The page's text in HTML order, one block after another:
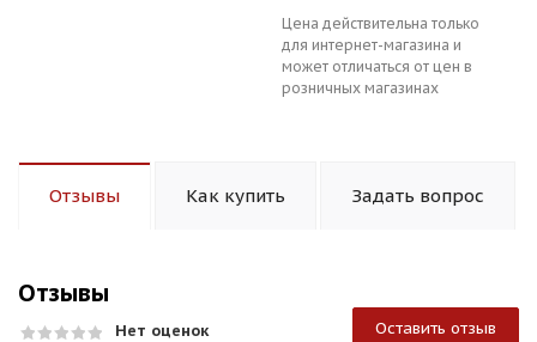
Цена действительна только
для интернет-магазина и
может отличаться от цен в
розничных магазинах
Отзывы Как купить Задать вопрос
Отзывы
Нет оценок Оставить отзыв